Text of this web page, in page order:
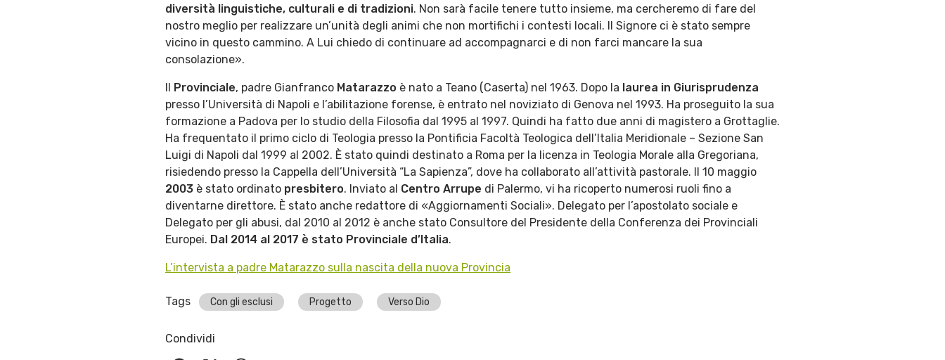
diversità linguistiche, culturali e di tradizioni. Non sarà facile tenere tutto insieme, ma cercheremo di fare del
nostro meglio per realizzare un’unità degli animi che non mortifichi i contesti locali. Il Signore ci è stato sempre
vicino in questo cammino. A Lui chiedo di continuare ad accompagnarci e di non farci mancare la sua
consolazione».
Provinciale, padre Gianfranco Matarazzo è nato a Teano (Caserta) nel 1963. Dopo la laurea in Giurisprudenza
presso l’Università di Napoli e l’abilitazione forense, è entrato nel noviziato di Genova nel 1993. Ha proseguito la sua
formazione a Padova per lo studio della Filosofia dal 1995 al 1997. Quindi ha fatto due anni di magistero a Grottaglie.
Ha frequentato il primo ciclo di Teologia presso la Pontificia Facoltà Teologica dell’Italia Meridionale – Sezione San
Luigi di Napoli dal 1999 al 2002. È stato quindi destinato a Roma per la licenza in Teologia Morale alla Gregoriana,
risiedendo presso la Cappella dell’Università “La Sapienza”, dove ha collaborato all’attività pastorale. Il 10 maggio
2003 è stato ordinato presbitero. Inviato al Centro Arrupe di Palermo, vi ha ricoperto numerosi ruoli fino a
diventarne direttore. È stato anche redattore di «Aggiornamenti Sociali». Delegato per l’apostolato sociale e
Delegato per gli abusi, dal 2010 al 2012 è anche stato Consultore del Presidente della Conferenza dei Provinciali
Europei. Dal 2014 al 2017 è stato Provinciale d’Italia.
L’intervista a padre Matarazzo sulla nascita della nuova Provincia
Tags Con gli esclusi Progetto Verso Dio
Condividi